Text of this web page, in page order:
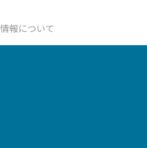
報について